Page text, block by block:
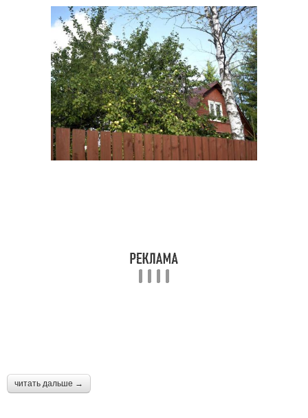
читать дальше →